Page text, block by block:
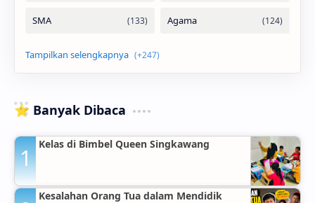
⭐ Banyak Dibaca
Kelas di Bimbel Queen Singkawang
Kesalahan Orang Tua dalam Mendidik